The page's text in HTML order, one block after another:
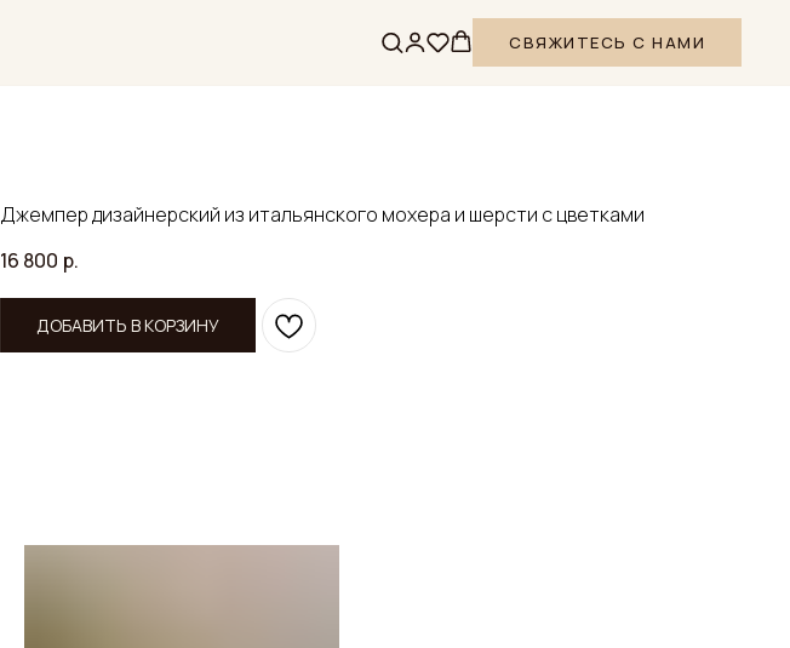
СВЯЖИТЕСЬ С НАМИ
Джемпер дизайнерский из итальянского мохера и шерсти с цветками
16 800 р.
ДОБАВИТЬ В КОРЗИНУ